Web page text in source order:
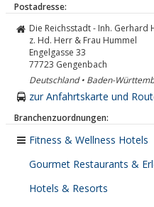
Postadresse:
Die Reichsstadt - Inh. Gerhard
z. Hd. Herr & Frau Hummel
Engelgasse 33
77723 Gengenbach
Deutschland • Baden-
zur Anfahrtskarte und
Branchenzuordnungen:
Fitness & Wellness Hotels
Gourmet Restaurants &
Hotels & Resorts